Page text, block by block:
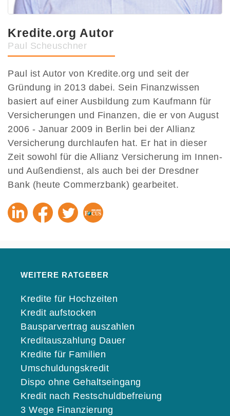
Kredite.org Autor
Paul Scheuschner
Paul ist Autor von Kredite.org und seit der
Gründung in 2013 dabei. Sein Finanzwissen
basiert auf einer Ausbildung zum Kaufmann für
Versicherungen und Finanzen, die er von August
2006 - Januar 2009 in Berlin bei der Allianz
Versicherung durchlaufen hat. Er hat in dieser
Zeit sowohl für die Allianz Versicherung im Innen-
und Außendienst, als auch bei der Dresdner
Bank (heute Commerzbank) gearbeitet.
WEITERE RATGEBER
Kredite für Hochzeiten
Kredit aufstocken
Bausparvertrag auszahlen
Kreditauszahlung Dauer
Kredite für Familien
Umschuldungskredit
Dispo ohne Gehaltseingang
Kredit nach Restschuldbefreiung
3 Wege Finanzierung